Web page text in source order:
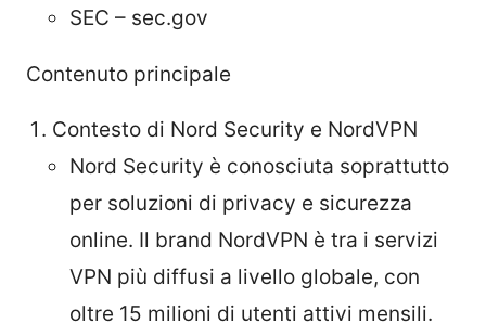
SEC – sec.gov
Contenuto principale
Contesto di Nord Security e NordVPN
Nord Security è conosciuta soprattutto
per soluzioni di privacy e sicurezza
online. Il brand NordVPN è tra i servizi
VPN più diffusi a livello globale, con
oltre 15 milioni di utenti attivi mensili.